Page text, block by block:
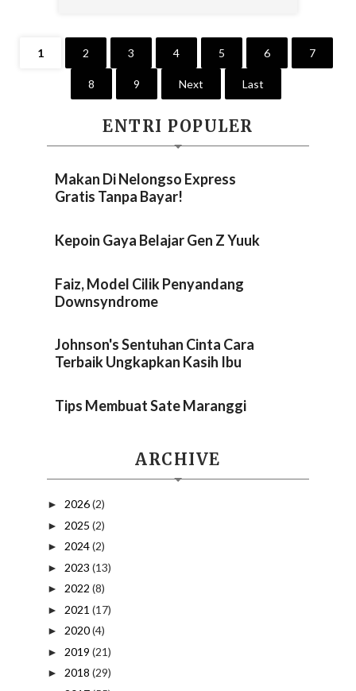
1 2 3 4 5 6 7
8 9 Next Last
ENTRI POPULER
Makan Di Nelongso Express
Gratis Tanpa Bayar!
Kepoin Gaya Belajar Gen Z Yuuk
Faiz, Model Cilik Penyandang
Downsyndrome
Johnson's Sentuhan Cinta Cara
Terbaik Ungkapkan Kasih Ibu
Tips Membuat Sate Maranggi
ARCHIVE
► 2026(2)
► 2025 (2)
► 2024(2)
► 2023 (13)
► 2022 (8)
► 2021 (17)
► 2020(4)
► 2019 (21)
► 2018 (29)